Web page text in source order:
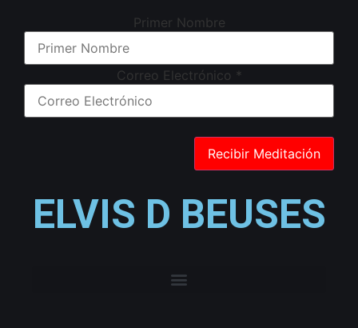
Primer Nombre
Correo Electrónico *
ELVIS D BEUSES